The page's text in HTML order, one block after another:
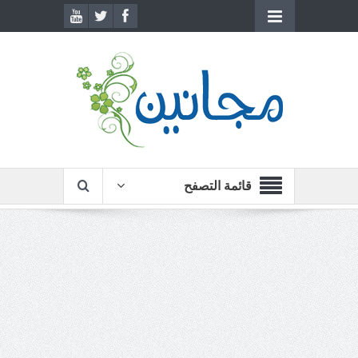
قائمة التصفح